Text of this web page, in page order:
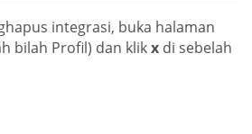
integrasi, buka halaman
bilah Profil) dan klikx di sebelah